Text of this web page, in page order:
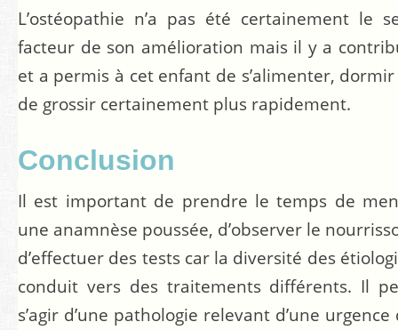
L’ostéopathie n’a pas été certainement le
facteur de son amélioration mais il y a
et a permis à cet enfant de s’alimenter,
de grossir certainement plus rapidement.
Conclusion
Il est important de prendre le temps de
une anamnèse poussée, d’observer le
d’effectuer des tests car la diversité des
conduit vers des traitements différents. Il
s’agir d’une pathologie relevant d’une urgence